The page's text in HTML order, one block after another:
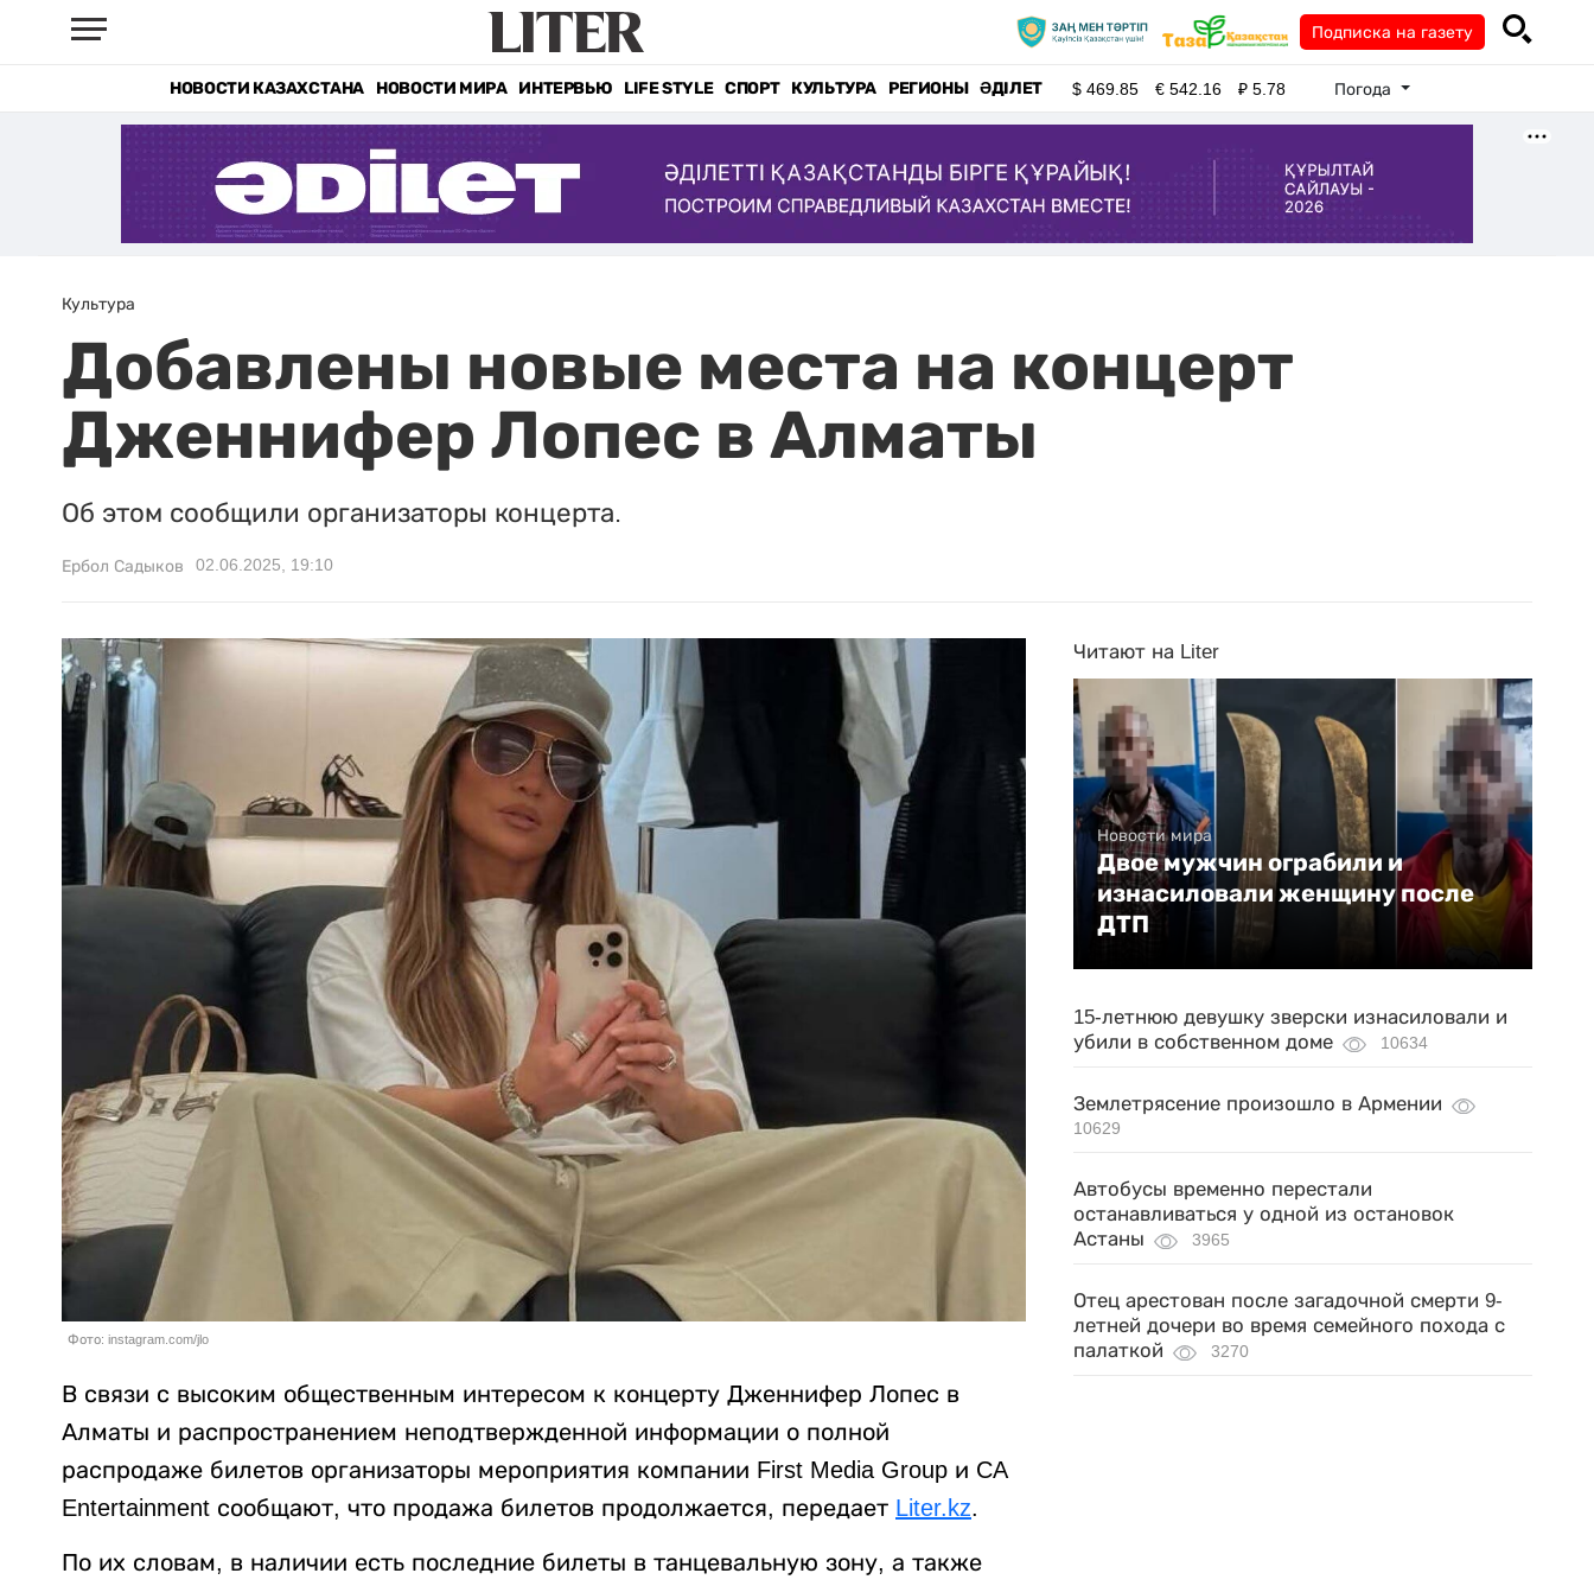
Подписка на газету
НОВОСТИ КАЗАХСТАНА НОВОСТИ МИРА ИНТЕРВЬЮ LIFE STYLE СПОРТ КУЛЬТУРА РЕГИОНЫ ӘДІЛЕТ $469.85 €542.16 ₽5.78 Погода
Культура
Добавлены новые места на концерт
Дженнифер Лопес в Алматы
Об этом сообщили организаторы концерта.
Ербол Садыков 02.06.2025, 19:10
Фото: instagram.com/jlo
В связи с высоким общественным интересом к концерту Дженнифер Лопес в
Алматы и распространением неподтвержденной информации о полной
распродаже билетов организаторы мероприятия компании First Media Group и CA
Entertainment сообщают, что продажа билетов продолжается, передает Liter.kz.
По их словам, в наличии есть последние билеты в танцевальную зону, а также
Читают на Liter
Новости мира
Двое мужчин ограбили и
изнасиловали женщину после
ДТП
15-летнюю девушку зверски изнасиловали и
убили в собственном доме
10634
Землетрясение произошло в Армении
10629
Автобусы временно перестали
останавливаться у одной из остановок
Астаны
3965
Отец арестован после загадочной смерти 9-
летней дочери во время семейного похода с
палаткой
3270